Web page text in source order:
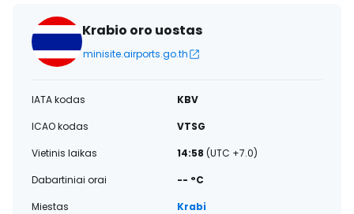
Krabio oro uostas
minisite.airports.go.th
IATA kodas
KBV
ICAO kodas
VTSG
Vietinis laikas
14:58 (UTC +7.0)
Dabartiniai orai
-- °C
Miestas
Krabi